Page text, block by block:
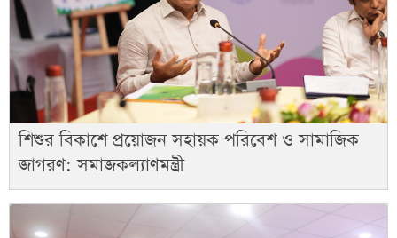
শিশুর বিকাশে প্রয়োজন সহায়ক পরিবেশ ও সামাজিক
জাগরণ: সমাজকল্যাণমন্ত্রী